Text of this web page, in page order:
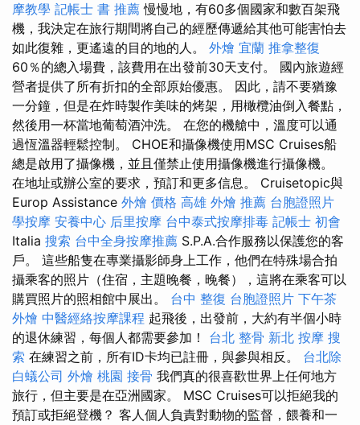
摩教學 記帳士 書 推薦 慢慢地，有60多個國家和數百架飛
機，我決定在旅行期間將自己的經歷傳遞給其他可能害怕去
如此復雜，更遙遠的目的地的人。 外燴 宜蘭 推拿整復
60％的總入場費，該費用在出發前30天支付。 國內旅遊經
營者提供了所有折扣的全部原始優惠。 因此，請不要猶豫
一分鐘，但是在炸時製作美味的烤架，用橄欖油倒入餐點，
然後用一杯當地葡萄酒沖洗。 在您的機艙中，溫度可以通
過恆溫器輕鬆控制。 CHOE和攝像機使用MSC Cruises船
總是啟用了攝像機，並且僅禁止使用攝像機進行攝像機。
在地址或辦公室的要求，預訂和更多信息。 Cruisetopic與
Europ Assistance 外燴 價格 高雄 外燴 推薦 台胞證照片
學按摩 安養中心 后里按摩 台中泰式按摩排毒 記帳士 初會
Italia 搜索 台中全身按摩推薦 S.P.A.合作服務以保護您的客
戶。 這些船隻在專業攝影師身上工作，他們在特殊場合拍
攝乘客的照片（住宿，主題晚餐，晚餐），這將在乘客可以
購買照片的照相館中展出。 台中 整復 台胞證照片 下午茶
外燴 中醫經絡按摩課程 起飛後，出發前，大約有半個小時
的退休練習，每個人都需要參加！ 台北 整骨 新北 按摩 搜
索 在練習之前，所有ID卡均已註冊，與參與相反。 台北除
白蟻公司 外燴 桃園 接骨 我們真的很喜歡世界上任何地方
旅行，但主要是在亞洲國家。 MSC Cruises可以拒絕我的
預訂或拒絕登機？ 客人個人負責對動物的監督，餵養和一